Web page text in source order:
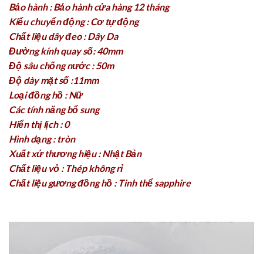
Bảo hành : Bảo hành cửa hàng 12 tháng
Kiểu chuyển động : Cơ tự động
Chất liệu dây đeo : Dây Da
Đường kính quay số: 40mm
Độ sâu chống nước : 50m
Độ dày mặt số :11mm
Loại đồng hồ : Nữ
Các tính năng bổ sung
Hiển thị lịch : 0
Hình dạng : tròn
Xuất xứ thương hiệu : Nhật Bản
Chất liệu vỏ : Thép không rỉ
Chất liệu gương đồng hồ : Tinh thể sapphire